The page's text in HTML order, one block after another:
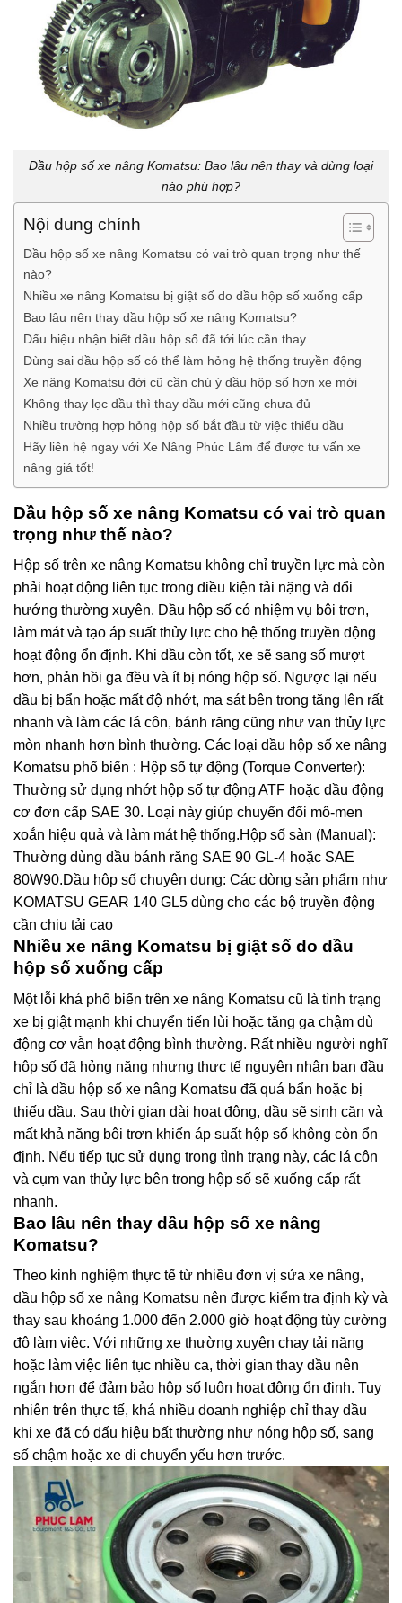
Dầu hộp số xe nâng Komatsu: Bao lâu nên thay và dùng loại
nào phù hợp?
Nội dung chính
Dầu hộp số xe nâng Komatsu có vai trò quan trọng như thế
nào?
Nhiều xe nâng Komatsu bị giật số do dầu hộp số xuống cấp
Bao lâu nên thay dầu hộp số xe nâng Komatsu?
Dấu hiệu nhận biết dầu hộp số đã tới lúc cần thay
Dùng sai dầu hộp số có thể làm hỏng hệ thống truyền động
Xe nâng Komatsu đời cũ cần chú ý dầu hộp số hơn xe mới
Không thay lọc dầu thì thay dầu mới cũng chưa đủ
Nhiều trường hợp hỏng hộp số bắt đầu từ việc thiếu dầu
Hãy liên hệ ngay với Xe Nâng Phúc Lâm để được tư vấn xe
nâng giá tốt!
Dầu hộp số xe nâng Komatsu có vai trò quan
trọng như thế nào?
Hộp số trên xe nâng Komatsu không chỉ truyền lực mà còn
phải hoạt động liên tục trong điều kiện tải nặng và đổi
hướng thường xuyên. Dầu hộp số có nhiệm vụ bôi trơn,
làm mát và tạo áp suất thủy lực cho hệ thống truyền động
hoạt động ổn định. Khi dầu còn tốt, xe sẽ sang số mượt
hơn, phản hồi ga đều và ít bị nóng hộp số. Ngược lại nếu
dầu bị bẩn hoặc mất độ nhớt, ma sát bên trong tăng lên rất
nhanh và làm các lá côn, bánh răng cũng như van thủy lực
mòn nhanh hơn bình thường. Các loại dầu hộp số xe nâng
Komatsu phổ biến : Hộp số tự động (Torque Converter):
Thường sử dụng nhớt hộp số tự động ATF hoặc dầu động
cơ đơn cấp SAE 30. Loại này giúp chuyển đổi mô-men
xoắn hiệu quả và làm mát hệ thống.Hộp số sàn (Manual):
Thường dùng dầu bánh răng SAE 90 GL-4 hoặc SAE
80W90.Dầu hộp số chuyên dụng: Các dòng sản phẩm như
KOMATSU GEAR 140 GL5 dùng cho các bộ truyền động
cần chịu tải cao
Nhiều xe nâng Komatsu bị giật số do dầu
hộp số xuống cấp
Một lỗi khá phổ biến trên xe nâng Komatsu cũ là tình trạng
xe bị giật mạnh khi chuyển tiến lùi hoặc tăng ga chậm dù
động cơ vẫn hoạt động bình thường. Rất nhiều người nghĩ
hộp số đã hỏng nặng nhưng thực tế nguyên nhân ban đầu
chỉ là dầu hộp số xe nâng Komatsu đã quá bẩn hoặc bị
thiếu dầu. Sau thời gian dài hoạt động, dầu sẽ sinh cặn và
mất khả năng bôi trơn khiến áp suất hộp số không còn ổn
định. Nếu tiếp tục sử dụng trong tình trạng này, các lá côn
và cụm van thủy lực bên trong hộp số sẽ xuống cấp rất
nhanh.
Bao lâu nên thay dầu hộp số xe nâng
Komatsu?
Theo kinh nghiệm thực tế từ nhiều đơn vị sửa xe nâng,
dầu hộp số xe nâng Komatsu nên được kiểm tra định kỳ và
thay sau khoảng 1.000 đến 2.000 giờ hoạt động tùy cường
độ làm việc. Với những xe thường xuyên chạy tải nặng
hoặc làm việc liên tục nhiều ca, thời gian thay dầu nên
ngắn hơn để đảm bảo hộp số luôn hoạt động ổn định. Tuy
nhiên trên thực tế, khá nhiều doanh nghiệp chỉ thay dầu
khi xe đã có dấu hiệu bất thường như nóng hộp số, sang
số chậm hoặc xe di chuyển yếu hơn trước.